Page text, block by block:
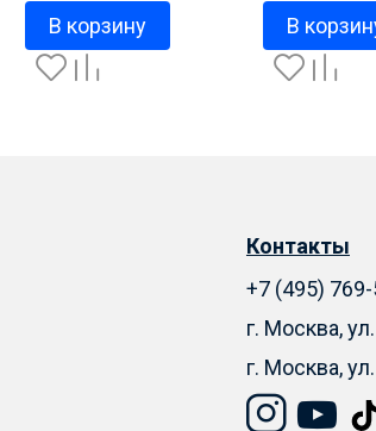
В корзину В
Контакты
+7 (495)
г. Москва,
г. Москва,